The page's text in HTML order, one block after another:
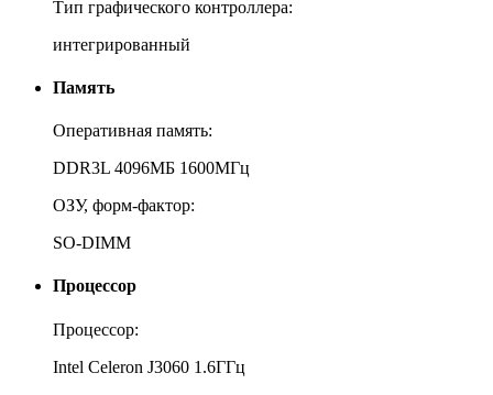
Тип графического контроллера:
интегрированный
Память
Оперативная память:
DDR3L 4096МБ 1600МГц
ОЗУ, форм-фактор:
SO-DIMM
Процессор
Процессор:
Intel Celeron J3060 1.6ГГц